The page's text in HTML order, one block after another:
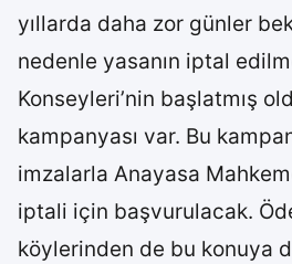
yıllarda daha zor günler
nedenle yasanın iptal
Konseyleri’nin başlatmış
kampanyası var. Bu
imzalarla Anayasa
iptali için başvurulacak.
köylerinden de bu konuya